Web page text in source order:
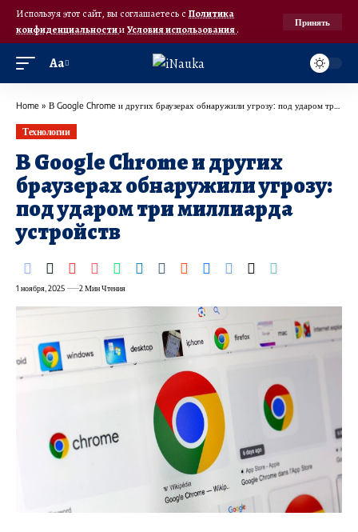
Используя этот сайт, вы соглашаетесь с Политика
конфиденциальностииУсловия использования.
Принять
Аа
Home » В Google Chrome и других браузерах обнаружили угрозу: под ударом три миллиарда устройств
Технологии
В Google Chrome и других
браузерах обнаружили угрозу:
под ударом три миллиарда
устройств
1 ноября, 2025 2 Мин Чтения